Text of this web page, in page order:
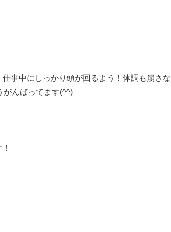
事中にしっかり頭が回るよう！体調も崩さな
がんばってます(^^)